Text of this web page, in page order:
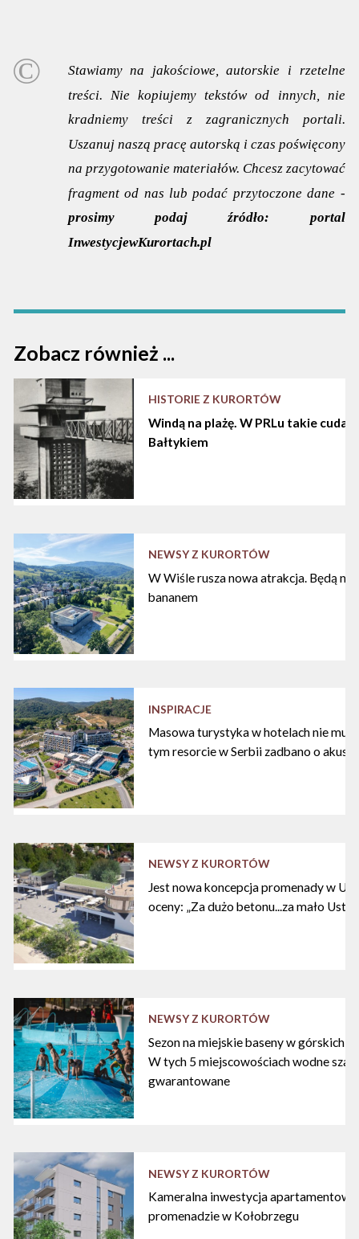
Stawiamy na jakościowe, autorskie i rzetelne
treści. Nie kopiujemy tekstów od innych, nie
kradniemy treści z zagranicznych portali.
Uszanuj naszą pracę autorską i czas poświęcony
na przygotowanie materiałów. Chcesz zacytować
fragment od nas lub podać przytoczone dane -
prosimy podaj źródło:
portal
InwestycjewKurortach.pl
Zobacz również ...
HISTORIE Z KURORTÓW
Windą na plażę. W PRLu takie cuda
Bałtykiem
NEWSY Z KURORTÓW
W Wiśle rusza nowa atrakcja. Będą
bananem
INSPIRACJE
Masowa turystyka w hotelach nie musi
tym resorcie w Serbii zadbano o
NEWSY Z KURORTÓW
Jest nowa koncepcja promenady w
oceny: „Za dużo betonu...za mało
NEWSY Z KURORTÓW
Sezon na miejskie baseny w górskich
W tych 5 miejscowościach wodne
gwarantowane
NEWSY Z KURORTÓW
Kameralna inwestycja
promenadzie w Kołobrzegu